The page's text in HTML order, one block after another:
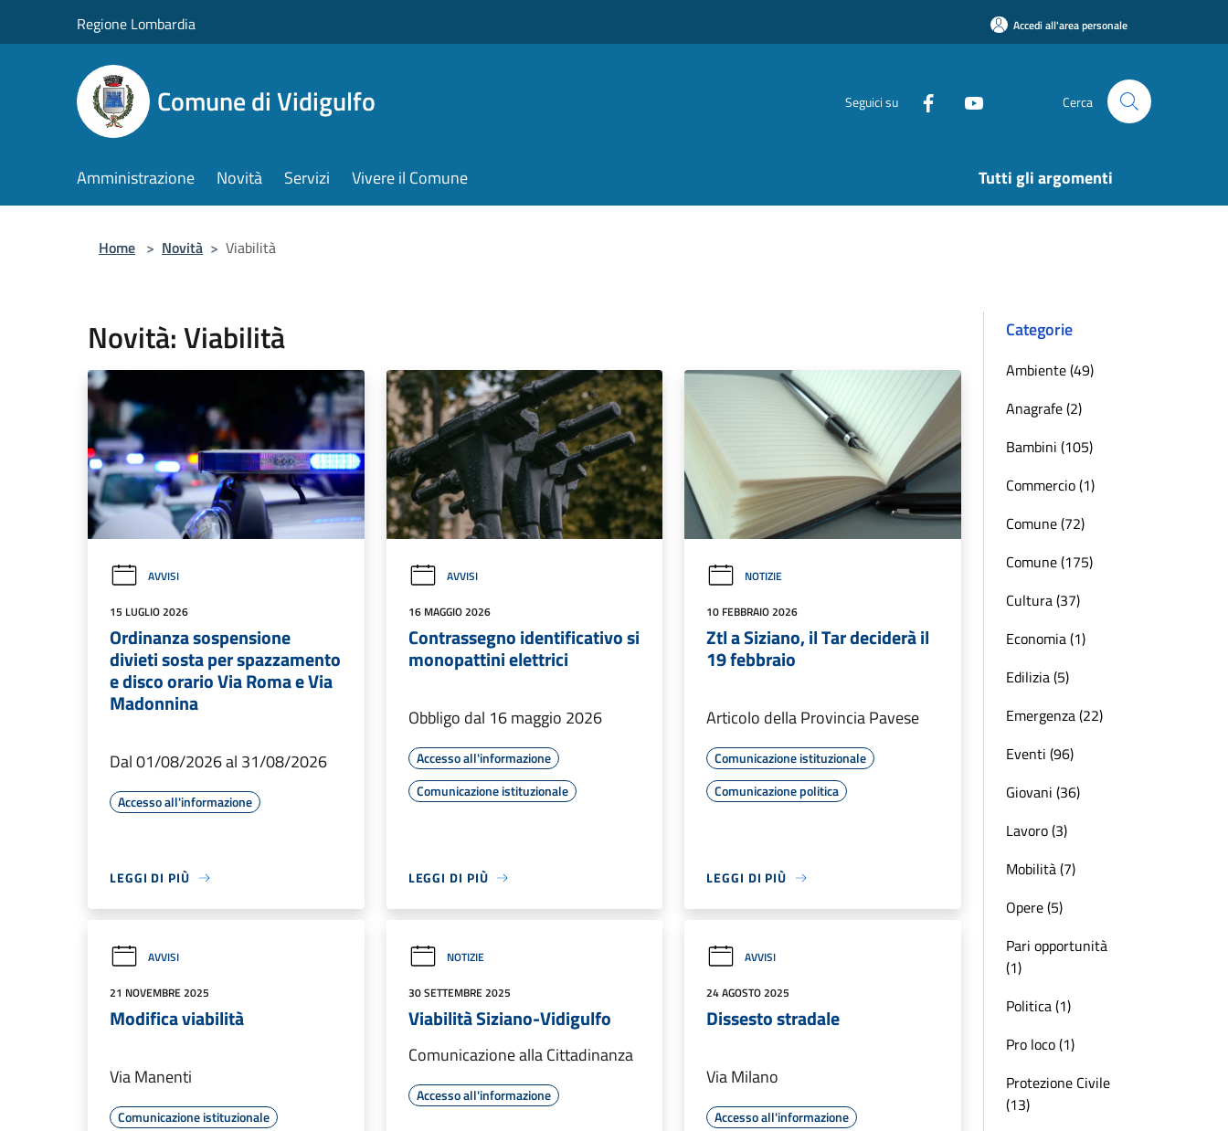
Regione Lombardia Accedi all'area personale
Comune di Vidigulfo Seguici su Cerca
Amministrazione Novità Servizi Vivere il Comune Tutti gli argomenti
Home > Novità > Viabilità
Novità: Viabilità
AVVISI
15 LUGLIO 2026
Ordinanza sospensione
divieti sosta per spazzamento
e disco orario Via Roma e Via
Madonnina
Dal 01/08/2026 al 31/08/2026
Accesso all'informazione
LEGGI DI PIÙ
AVVISI
16 MAGGIO 2026
Contrassegno identificativo si
monopattini elettrici
Obbligo dal 16 maggio 2026
Accesso all'informazione
Comunicazione istituzionale
LEGGI DI PIÙ
NOTIZIE
10 FEBBRAIO 2026
Ztl a Siziano, il Tar deciderà il
19 febbraio
Articolo della Provincia Pavese
Comunicazione istituzionale
Comunicazione politica
LEGGI DI PIÙ
AVVISI
21 NOVEMBRE 2025
Modifica viabilità
Via Manenti
Comunicazione istituzionale
NOTIZIE
30 SETTEMBRE 2025
Viabilità Siziano-Vidigulfo
Comunicazione alla Cittadinanza
Accesso all'informazione
AVVISI
24 AGOSTO 2025
Dissesto stradale
Via Milano
Accesso all'informazione
Categorie
Ambiente (49)
Anagrafe (2)
Bambini (105)
Commercio (1)
Comune (72)
Comune (175)
Cultura (37)
Economia (1)
Edilizia (5)
Emergenza (22)
Eventi (96)
Giovani (36)
Lavoro (3)
Mobilità (7)
Opere (5)
Pari opportunità
(1)
Politica (1)
Pro loco (1)
Protezione Civile
(13)